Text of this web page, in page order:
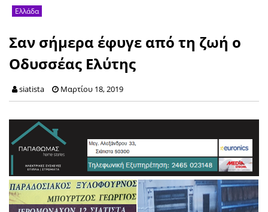
Ελλάδα
Σαν σήμερα έφυγε από τη ζωή ο
Οδυσσέας Ελύτης
siatista Μαρτίου 18, 2019